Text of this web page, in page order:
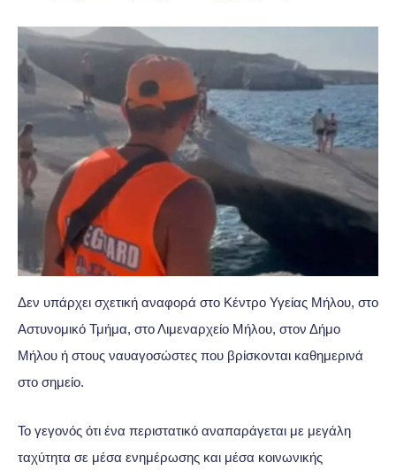
Δεν υπάρχει σχετική αναφορά στο Κέντρο Υγείας Μήλου, στο
Αστυνομικό Τμήμα, στο Λιμεναρχείο Μήλου, στον Δήμο
Μήλου ή στους ναυαγοσώστες που βρίσκονται καθημερινά
στο σημείο.
Το γεγονός ότι ένα περιστατικό αναπαράγεται με μεγάλη
ταχύτητα σε μέσα ενημέρωσης και μέσα κοινωνικής